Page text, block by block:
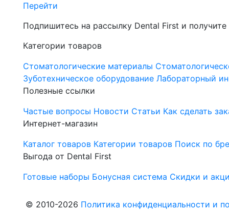
Перейти
Подпишитесь на рассылку Dental First и
Категории товаров
Стоматологические материалы
Зуботехническое оборудование Лабораторный
Полезные ссылки
Частые вопросы Новости Статьи Как сделать
Интернет-магазин
Каталог товаров Категории товаров Поиск по
Выгода от Dental First
Готовые наборы Бонусная система Скидки и
© 2010-2026 Политика конфиденциальности и